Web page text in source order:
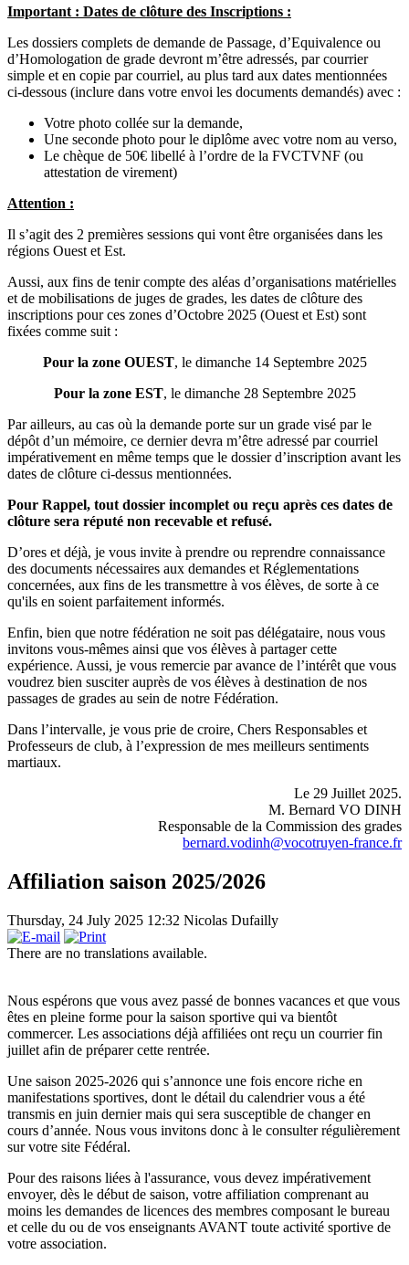
Important : Dates de clôture des Inscriptions :
Les dossiers complets de demande de Passage, d’Equivalence ou
d’Homologation de grade devront m’être adressés, par courrier
simple et en copie par courriel, au plus tard aux dates mentionnées
ci-dessous (inclure dans votre envoi les documents demandés) avec :
Votre photo collée sur la demande,
Une seconde photo pour le diplôme avec votre nom au verso,
Le chèque de 50€ libellé à l’ordre de la FVCTVNF (ou
attestation de virement)
Attention :
Il s’agit des 2 premières sessions qui vont être organisées dans les
régions Ouest et Est.
Aussi, aux fins de tenir compte des aléas d’organisations matérielles
et de mobilisations de juges de grades, les dates de clôture des
inscriptions pour ces zones d’Octobre 2025 (Ouest et Est) sont
fixées comme suit :
Pour la zone OUEST, le dimanche 14 Septembre 2025
Pour la zone EST, le dimanche 28 Septembre 2025
Par ailleurs, au cas où la demande porte sur un grade visé par le
dépôt d’un mémoire, ce dernier devra m’être adressé par courriel
impérativement en même temps que le dossier d’inscription avant les
dates de clôture ci-dessus mentionnées.
Pour Rappel, tout dossier incomplet ou reçu après ces dates de
clôture sera réputé non recevable et refusé.
D’ores et déjà, je vous invite à prendre ou reprendre connaissance
des documents nécessaires aux demandes et Réglementations
concernées, aux fins de les transmettre à vos élèves, de sorte à ce
qu'ils en soient parfaitement informés.
Enfin, bien que notre fédération ne soit pas délégataire, nous vous
invitons vous-mêmes ainsi que vos élèves à partager cette
expérience. Aussi, je vous remercie par avance de l’intérêt que vous
voudrez bien susciter auprès de vos élèves à destination de nos
passages de grades au sein de notre Fédération.
Dans l’intervalle, je vous prie de croire, Chers Responsables et
Professeurs de club, à l’expression de mes meilleurs sentiments
martiaux.
Le 29 Juillet 2025.
M. Bernard VO DINH
Responsable de la Commission des grades
bernard.vodinh@vocotruyen-france.fr
Affiliation saison 2025/2026
Thursday, 24 July 2025 12:32 Nicolas Dufailly
There are no translations available.
Nous espérons que vous avez passé de bonnes vacances et que vous
êtes en pleine forme pour la saison sportive qui va bientôt
commercer. Les associations déjà affiliées ont reçu un courrier fin
juillet afin de préparer cette rentrée.
Une saison 2025-2026 qui s’annonce une fois encore riche en
manifestations sportives, dont le détail du calendrier vous a été
transmis en juin dernier mais qui sera susceptible de changer en
cours d’année. Nous vous invitons donc à le consulter régulièrement
sur votre site Fédéral.
Pour des raisons liées à l'assurance, vous devez impérativement
envoyer, dès le début de saison, votre affiliation comprenant au
moins les demandes de licences des membres composant le bureau
et celle du ou de vos enseignants AVANT toute activité sportive de
votre association.